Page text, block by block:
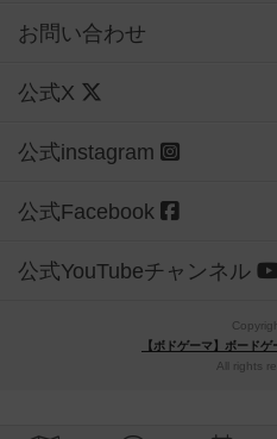
お問い合わせ
公式X
公式instagram
公式Facebook
公式YouTubeチャンネル
【ボドゲーマ】ボード
All rights